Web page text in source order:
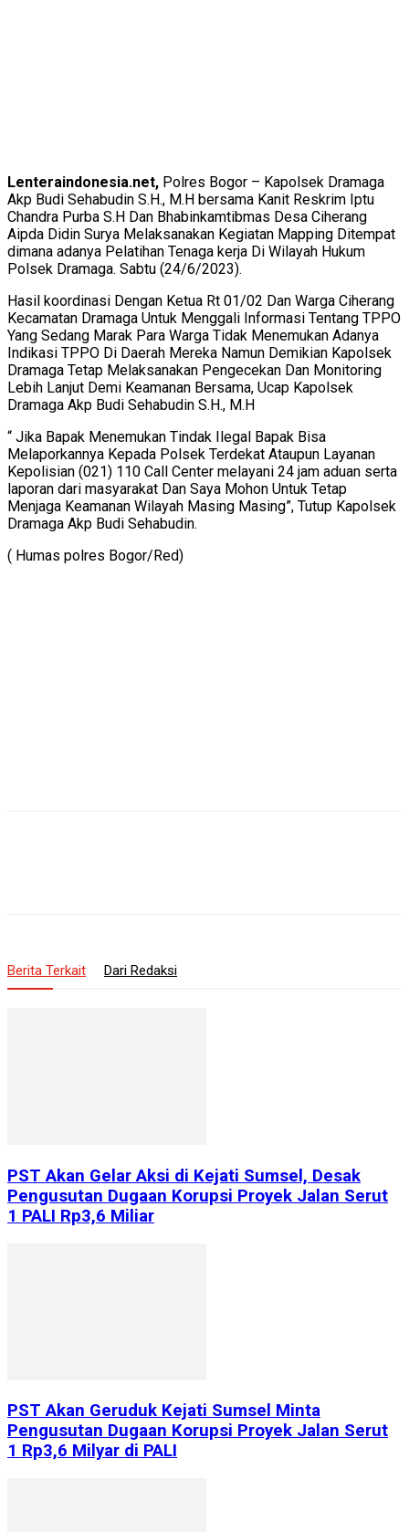
Lenteraindonesia.net, Polres Bogor – Kapolsek Dramaga
Akp Budi Sehabudin S.H., M.H bersama Kanit Reskrim Iptu
Chandra Purba S.H Dan Bhabinkamtibmas Desa Ciherang
Aipda Didin Surya Melaksanakan Kegiatan Mapping Ditempat
dimana adanya Pelatihan Tenaga kerja Di Wilayah Hukum
Polsek Dramaga. Sabtu (24/6/2023).
Hasil koordinasi Dengan Ketua Rt 01/02 Dan Warga Ciherang
Kecamatan Dramaga Untuk Menggali Informasi Tentang TPPO
Yang Sedang Marak Para Warga Tidak Menemukan Adanya
Indikasi TPPO Di Daerah Mereka Namun Demikian Kapolsek
Dramaga Tetap Melaksanakan Pengecekan Dan Monitoring
Lebih Lanjut Demi Keamanan Bersama, Ucap Kapolsek
Dramaga Akp Budi Sehabudin S.H., M.H
“ Jika Bapak Menemukan Tindak Ilegal Bapak Bisa
Melaporkannya Kepada Polsek Terdekat Ataupun Layanan
Kepolisian (021) 110 Call Center melayani 24 jam aduan serta
laporan dari masyarakat Dan Saya Mohon Untuk Tetap
Menjaga Keamanan Wilayah Masing Masing”, Tutup Kapolsek
Dramaga Akp Budi Sehabudin.
( Humas polres Bogor/Red)
Berita Terkait Dari Redaksi
PST Akan Gelar Aksi di Kejati Sumsel, Desak
Pengusutan Dugaan Korupsi Proyek Jalan Serut
1 PALI Rp3,6 Miliar
PST Akan Geruduk Kejati Sumsel Minta
Pengusutan Dugaan Korupsi Proyek Jalan Serut
1 Rp3,6 Milyar di PALI